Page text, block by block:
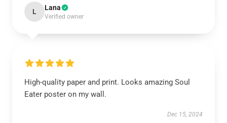
L Lana
Verified owner
High-quality paper and print. Looks amazing Soul
Eater poster on my wall.
Dec 15, 2024